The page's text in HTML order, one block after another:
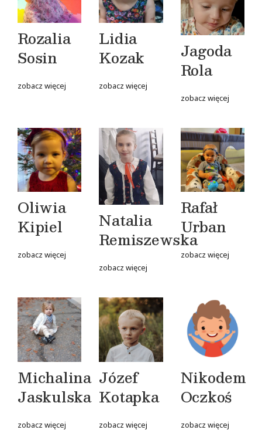
Rozalia
Sosin
zobacz więcej
Lidia
Kozak
zobacz więcej
Jagoda
Rola
zobacz więcej
Oliwia
Kipiel
zobacz więcej
Natalia
Remiszewska
zobacz więcej
Rafał
Urban
zobacz więcej
Michalina
Jaskulska
zobacz więcej
Józef
Kotapka
zobacz więcej
Nikodem
Oczkoś
zobacz więcej